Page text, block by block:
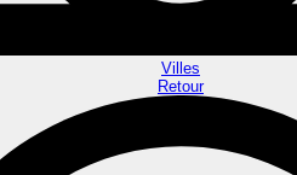
Villes
Retour